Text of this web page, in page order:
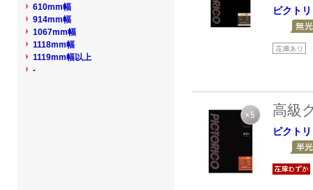
ピクト
高級
ピクト
610mm幅
914mm幅
1067mm幅
1118mm幅
1119mm幅以上
-